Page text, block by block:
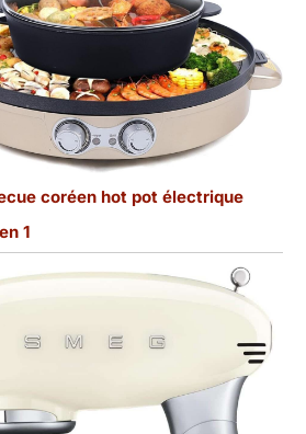
coréen hot pot électrique
1